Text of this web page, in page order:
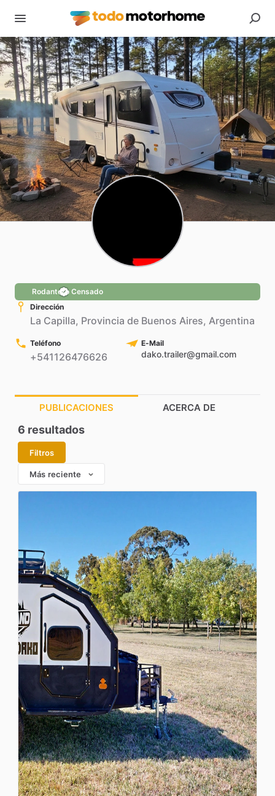
Rodantero Censado
Dirección
La Capilla, Provincia de Buenos Aires, Argentina
Teléfono
+541126476626
E-Mail
dako.trailer@gmail.com
PUBLICACIONES ACERCA DE
6 resultados
Filtros
Más reciente